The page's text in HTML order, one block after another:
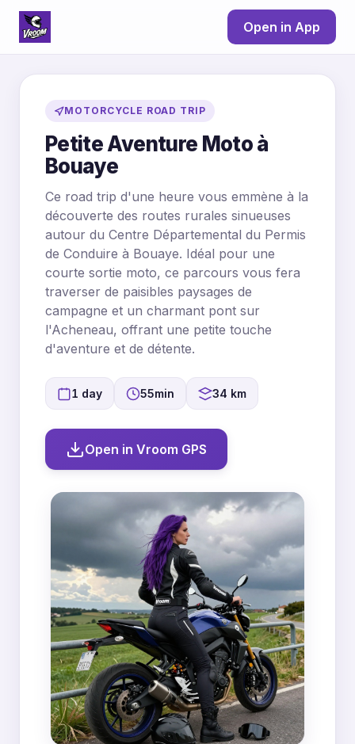
Open in App
MOTORCYCLE ROAD TRIP
Petite Aventure Moto à
Bouaye
Ce road trip d'une heure vous emmène à la
découverte des routes rurales sinueuses
autour du Centre Départemental du Permis
de Conduire à Bouaye. Idéal pour une
courte sortie moto, ce parcours vous fera
traverser de paisibles paysages de
campagne et un charmant pont sur
l'Acheneau, offrant une petite touche
d'aventure et de détente.
1 day 55min 34 km
Open in Vroom GPS